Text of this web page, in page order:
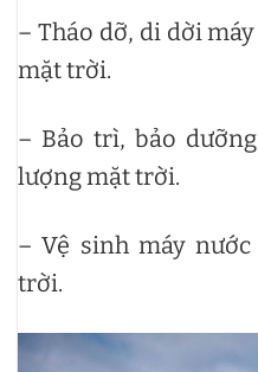
– Tháo dỡ, di dời
mặt trời.
– Bảo trì, bảo
lượng mặt trời.
– Vệ sinh máy
trời.